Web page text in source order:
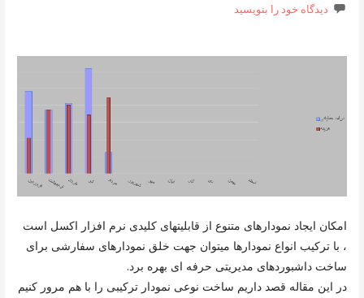
دیدگاه خود را بنویسید
امکان ایجاد نمودارهای متنوع از قابلیتهای کلیدی نرم افزار اکسل است
، با ترکیب انواع نمودارها میتوان جهت خلق نمودارهای سفارشی برای
ساخت داشبوردهای مدیریتی حرفه ای بهره برد.
در این مقاله قصد داریم ساخت نوعی نمودار ترکیبی را با هم مرور کنیم